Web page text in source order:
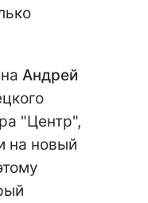
Андрей
"Центр",
на новый